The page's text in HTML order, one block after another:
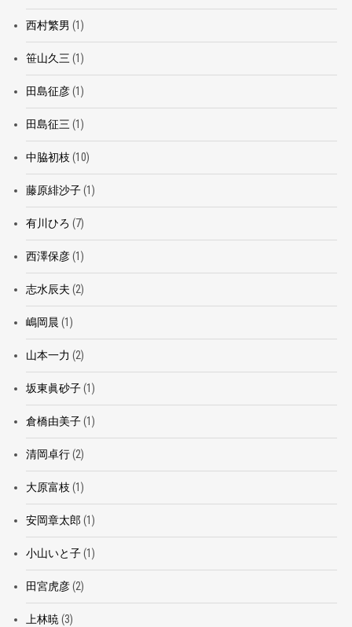
西村繁男 (1)
笹山久三 (1)
田島征彦(1)
田島征三 (1)
中脇初枝 (10)
藤原緋沙子(1)
有川ひろ (7)
西澤保彦(1)
志水辰夫 (2)
嶋岡晨 (1)
山本一力 (2)
坂東眞砂子(1)
倉橋由美子(1)
清岡卓行(2)
大原富枝 (1)
安岡章太郎 (1)
小山いと子(1)
田宮虎彦(2)
上林暁(3)